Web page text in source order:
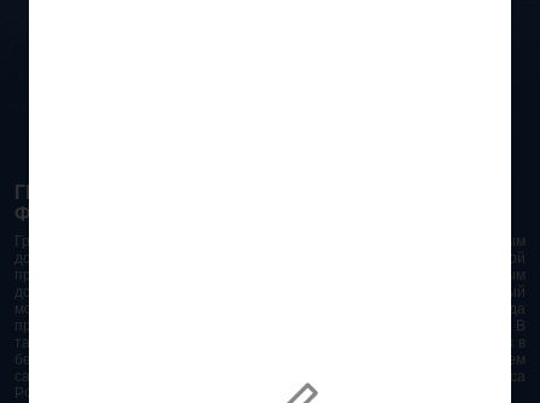
ГРАЖДАНСКИЙ КОДЕКС РОССИЙСКОЙ
ФЕДЕРАЦИИ 2026 - 2025
Гражданский Кодекс Российской Федерации является основным
документом правового поля в Российской Федерации. И именно по этой
причине в него часто вносят изменения. При работе с таким важным
документом необходимо убедиться в его актуальности на данный
момент. Разобраться во всех тонкостях и нюансах не всегда
представляется возможным. Особенно если это нужно сделать быстро. В
таком случае самым простым и эффективным решением будет звонок в
бесплатную юридическую консультацию. Телефон указан на нашем
сайте. На сайте опубликована последняя редакция Гражданского кодекса
РФ 2026 - 2025